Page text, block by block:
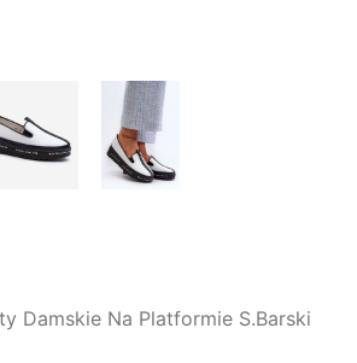
Damskie Na Platformie S.Barski